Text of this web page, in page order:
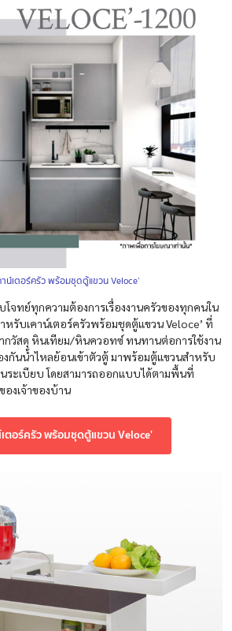
น์เตอร์ครัว พร้อมชุดตู้แขวน Veloce’
โจทย์ทุกความต้องการเรื่องงานครัวของทุกคนใน
หรับเคาน์เตอร์ครัวพร้อมชุดตู้แขวน Veloce’ ที่
ากวัสดุ หินเทียม/หินควอทซ์ ทนทานต่อการใช้งาน
งกันน้ำไหลย้อนเข้าตัวตู้ มาพร้อมตู้แขวนสำหรับ
นระเบียบ โดยสามารถออกแบบได้ตามพื้นที่
องเจ้าของบ้าน
ตอร์ครัว พร้อมชุดตู้แขวน Veloce'